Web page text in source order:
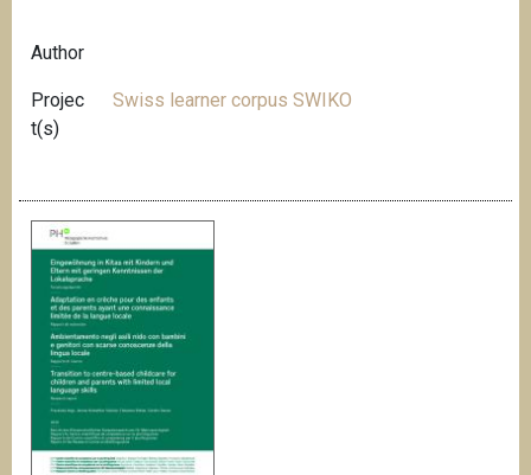
Author
Projec
t(s)
Swiss learner corpus SWIKO